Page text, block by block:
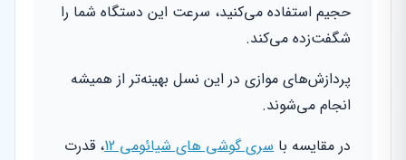
حجیم استفاده می‌کنید، سرعت این دستگاه شما را
شگفت‌زده می‌کند.
پردازش‌های موازی در این نسل بهینه‌تر از همیشه
انجام می‌شوند.
در مقایسه با سری گوشی های شیائومی 12 ، قدرت